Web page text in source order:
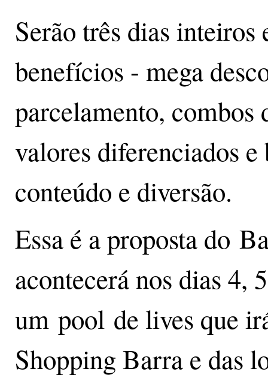
Serão três dias
benefícios - mega
parcelamento, combos
valores diferenciados
conteúdo e diversão.
Essa é a proposta do
acontecerá nos dias 4,
um pool de lives que
Shopping Barra e das